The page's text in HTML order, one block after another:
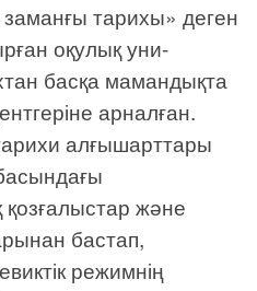
заманғы тарихы» деген
оқулық уни-
басқа мамандықта
арналған.
алғышарттары
қозғалыстар және
бастап,
режимнің